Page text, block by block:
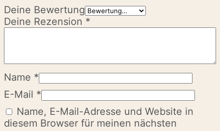
Deine Bewertung
Deine Rezension *
Name *
E-Mail *
Name, E-Mail-Adresse und Website in
diesem Browser für meinen nächsten